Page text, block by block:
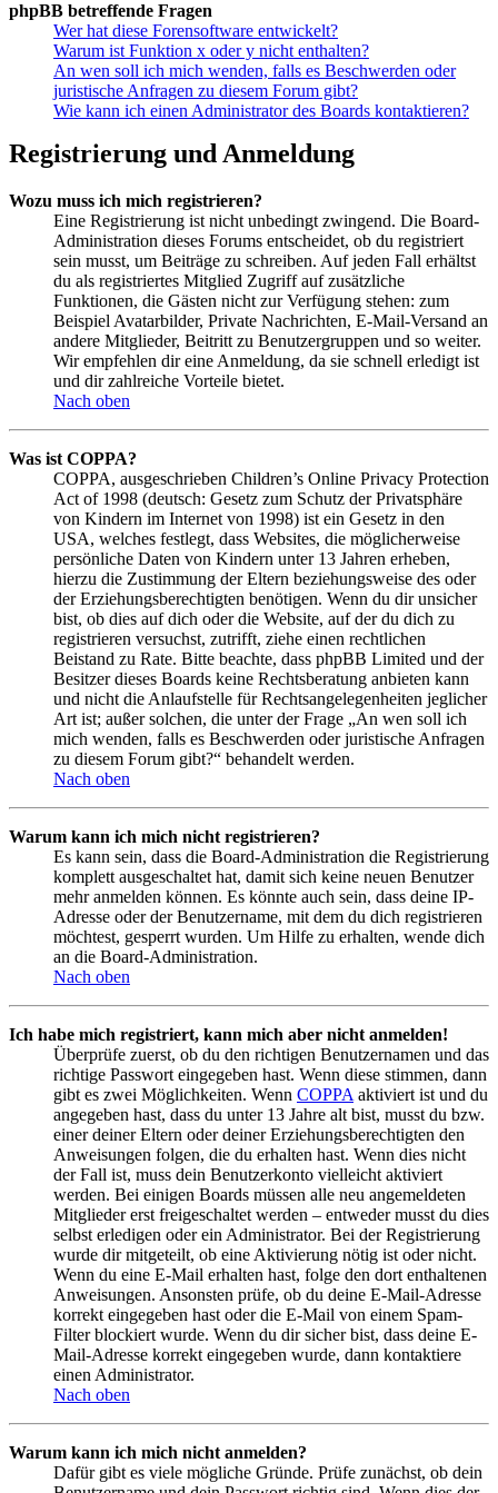
phpBB betreffende Fragen
Wer hat diese Forensoftware entwickelt?
Warum ist Funktion x oder y nicht enthalten?
An wen soll ich mich wenden, falls es Beschwerden oder
juristische Anfragen zu diesem Forum gibt?
Wie kann ich einen Administrator des Boards kontaktieren?
Registrierung und Anmeldung
Wozu muss ich mich registrieren?
Eine Registrierung ist nicht unbedingt zwingend. Die Board-
Administration dieses Forums entscheidet, ob du registriert
sein musst, um Beiträge zu schreiben. Auf jeden Fall erhältst
du als registriertes Mitglied Zugriff auf zusätzliche
Funktionen, die Gästen nicht zur Verfügung stehen: zum
Beispiel Avatarbilder, Private Nachrichten, E-Mail-Versand an
andere Mitglieder, Beitritt zu Benutzergruppen und so weiter.
Wir empfehlen dir eine Anmeldung, da sie schnell erledigt ist
und dir zahlreiche Vorteile bietet.
Nach oben
Was ist COPPA?
COPPA, ausgeschrieben Children’s Online Privacy Protection
Act of 1998 (deutsch: Gesetz zum Schutz der Privatsphäre
von Kindern im Internet von 1998) ist ein Gesetz in den
USA, welches festlegt, dass Websites, die möglicherweise
persönliche Daten von Kindern unter 13 Jahren erheben,
hierzu die Zustimmung der Eltern beziehungsweise des oder
der Erziehungsberechtigten benötigen. Wenn du dir unsicher
bist, ob dies auf dich oder die Website, auf der du dich zu
registrieren versuchst, zutrifft, ziehe einen rechtlichen
Beistand zu Rate. Bitte beachte, dass phpBB Limited und der
Besitzer dieses Boards keine Rechtsberatung anbieten kann
und nicht die Anlaufstelle für Rechtsangelegenheiten jeglicher
Art ist; außer solchen, die unter der Frage „An wen soll ich
mich wenden, falls es Beschwerden oder juristische Anfragen
zu diesem Forum gibt?“ behandelt werden.
Nach oben
Warum kann ich mich nicht registrieren?
Es kann sein, dass die Board-Administration die Registrierung
komplett ausgeschaltet hat, damit sich keine neuen Benutzer
mehr anmelden können. Es könnte auch sein, dass deine IP-
Adresse oder der Benutzername, mit dem du dich registrieren
möchtest, gesperrt wurden. Um Hilfe zu erhalten, wende dich
an die Board-Administration.
Nach oben
Ich habe mich registriert, kann mich aber nicht anmelden!
Überprüfe zuerst, ob du den richtigen Benutzernamen und das
richtige Passwort eingegeben hast. Wenn diese stimmen, dann
gibt es zwei Möglichkeiten. Wenn COPPA aktiviert ist und du
angegeben hast, dass du unter 13 Jahre alt bist, musst du bzw.
einer deiner Eltern oder deiner Erziehungsberechtigten den
Anweisungen folgen, die du erhalten hast. Wenn dies nicht
der Fall ist, muss dein Benutzerkonto vielleicht aktiviert
werden. Bei einigen Boards müssen alle neu angemeldeten
Mitglieder erst freigeschaltet werden – entweder musst du dies
selbst erledigen oder ein Administrator. Bei der Registrierung
wurde dir mitgeteilt, ob eine Aktivierung nötig ist oder nicht.
Wenn du eine E-Mail erhalten hast, folge den dort enthaltenen
Anweisungen. Ansonsten prüfe, ob du deine E-Mail-Adresse
korrekt eingegeben hast oder die E-Mail von einem Spam-
Filter blockiert wurde. Wenn du dir sicher bist, dass deine E-
Mail-Adresse korrekt eingegeben wurde, dann kontaktiere
einen Administrator.
Nach oben
Warum kann ich mich nicht anmelden?
Dafür gibt es viele mögliche Gründe. Prüfe zunächst, ob dein